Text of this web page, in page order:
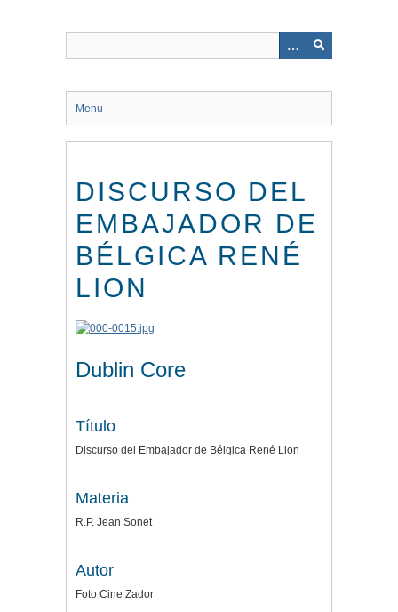
Menu
DISCURSO DEL
EMBAJADOR DE
BÉLGICA RENÉ
LION
Dublin Core
Título
Discurso del Embajador de Bélgica René Lion
Materia
R.P. Jean Sonet
Autor
Foto Cine Zador